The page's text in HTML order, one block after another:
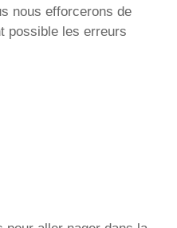
nous efforcerons de
possible les erreurs